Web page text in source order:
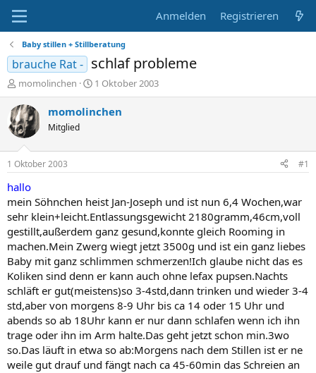
Anmelden Registrieren
Baby stillen + Stillberatung
brauche Rat - schlaf probleme
E
r
s
t
e
l
e
r
momolinchen
E
r
s
t
m
1 Oktober 2003
momolinchen
Mitglied
1 Oktober 2003 #1
hallo
mein Söhnchen heist Jan-Joseph und ist nun 6,4 Wochen,war
sehr klein+leicht.Entlassungsgewicht 2180gramm,46cm,voll
gestillt,außerdem ganz gesund,konnte gleich Rooming in
machen.Mein Zwerg wiegt jetzt 3500g und ist ein ganz liebes
Baby mit ganz schlimmen schmerzen!Ich glaube nicht das es
Koliken sind denn er kann auch ohne lefax pupsen.Nachts
schläft er gut(meistens)so 3-4std,dann trinken und wieder 3-4
std,aber von morgens 8-9 Uhr bis ca 14 oder 15 Uhr und
abends so ab 18Uhr kann er nur dann schlafen wenn ich ihn
trage oder ihn im Arm halte.Das geht jetzt schon min.3wo
so.Das läuft in etwa so ab:Morgens nach dem Stillen ist er ne
weile gut drauf und fängt nach ca 45-60min das Schreien an